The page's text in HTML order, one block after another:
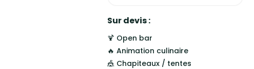
Sur devis :
🍹 Open bar
🔥 Animation culinaire
🎪 Chapiteaux / tentes